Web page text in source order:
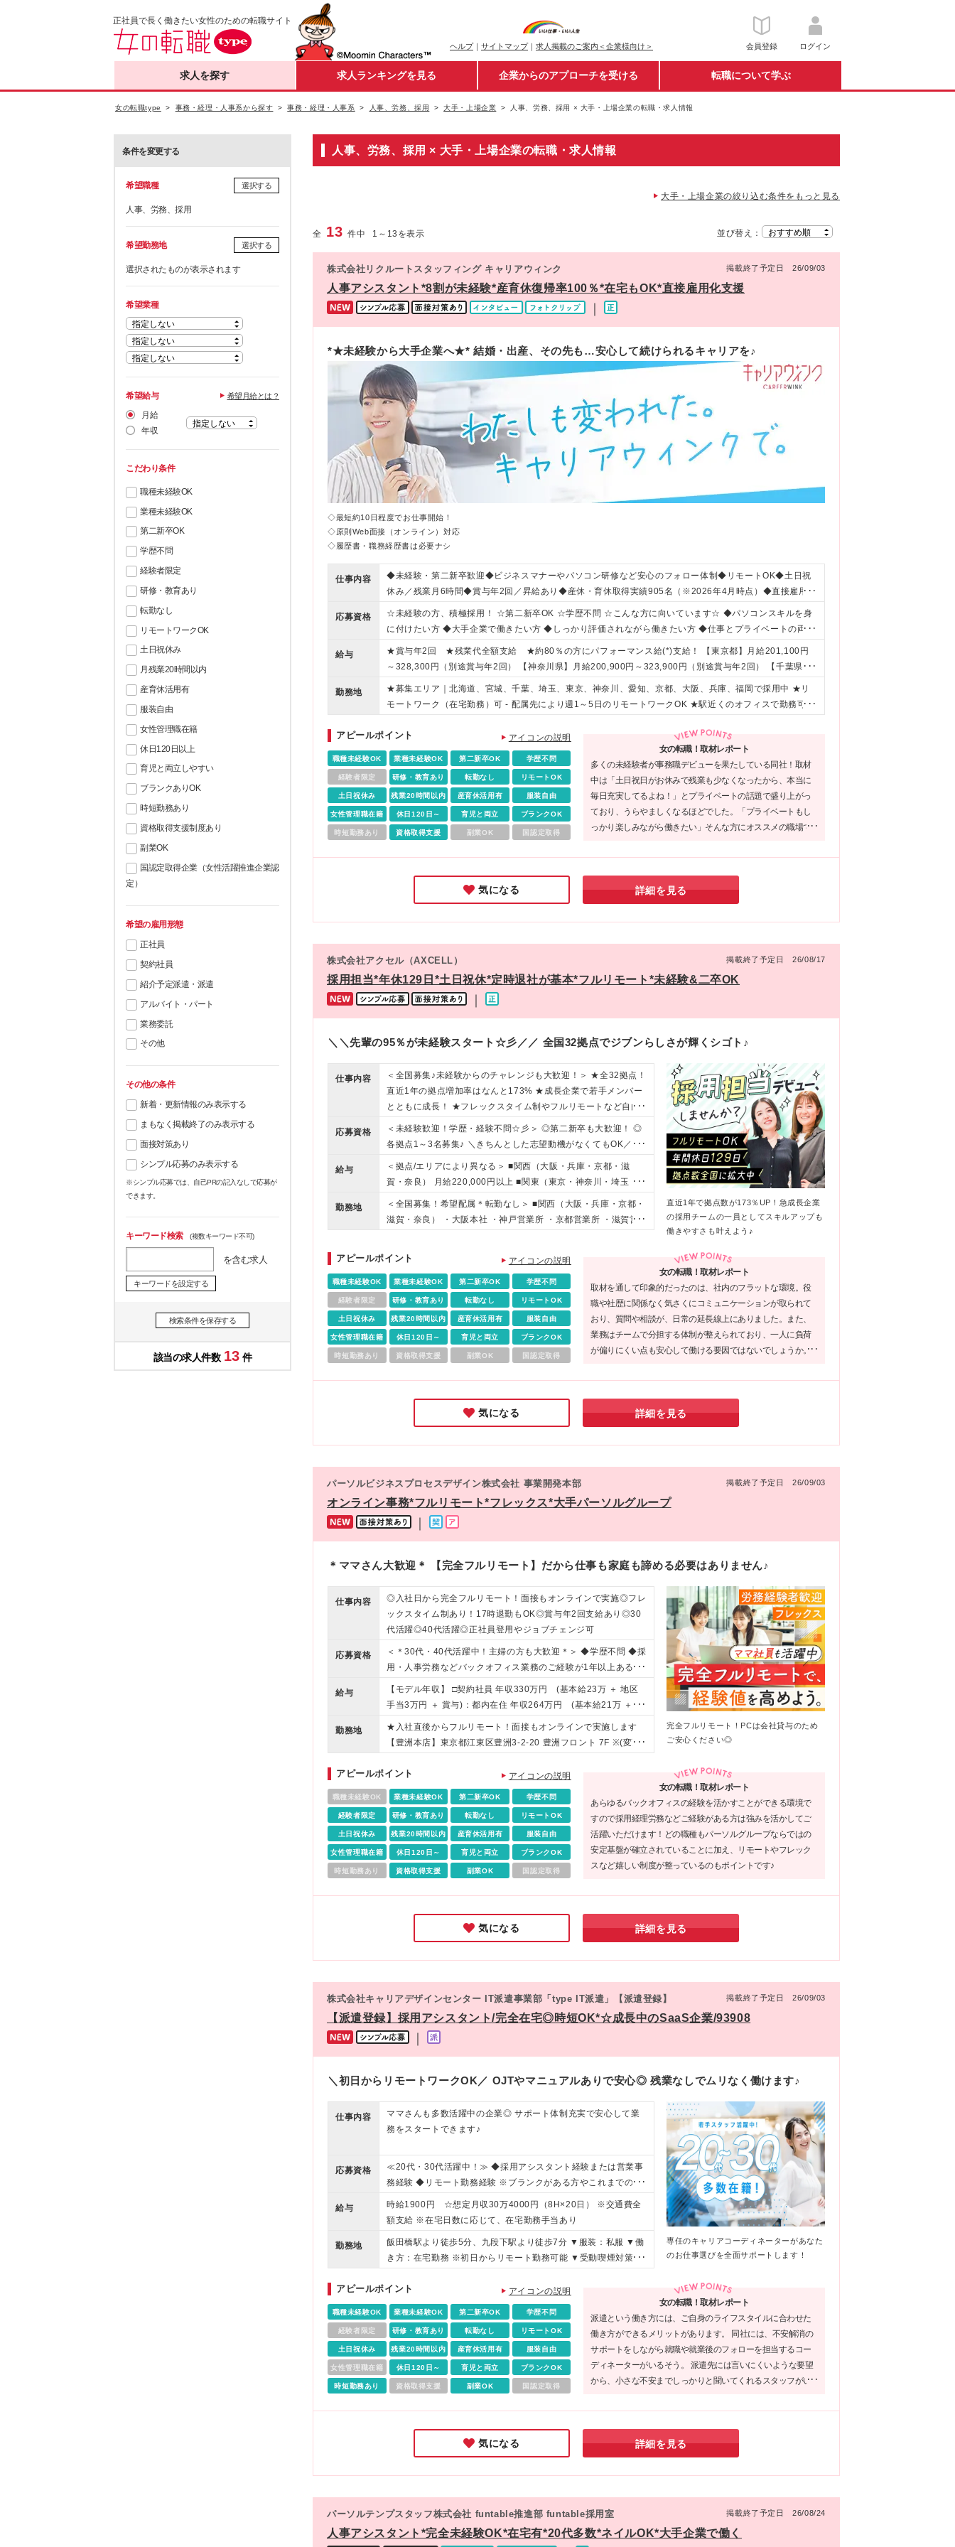
正社員で長く働きたい女性のための転職サイト
ヘルプ｜ サイトマップ｜ 求人掲載のご案内＜企業様向け＞ 会員登録 ログイン
求人を探す 求人ランキングを見る 企業からのアプローチを受ける 転職について学ぶ
女の転職type 事務・経理・人事系から探す 事務・経理・人事系 人事、労務、採用 大手・上場企業 人事、労務、採用 × 大手・上場企業の転職・求人情報
条件を変更する
希望職種 選択する
人事、労務、採用
希望勤務地 選択する
選択されたものが表示されます
希望業種
希望給与 希望月給とは？
月給
年収
こだわり条件
職種未経験OK
業種未経験OK
第二新卒OK
学歴不問
経験者限定
研修・教育あり
転勤なし
リモートワークOK
土日祝休み
月残業20時間以内
産育休活用有
服装自由
女性管理職在籍
休日120日以上
育児と両立しやすい
ブランクありOK
時短勤務あり
資格取得支援制度あり
副業OK
国認定取得企業（女性活躍推進企業認
定）
希望の雇用形態
正社員
契約社員
紹介予定派遣・派遣
アルバイト・パート
業務委託
その他
その他の条件
新着・更新情報のみ表示する
まもなく掲載終了のみ表示する
面接対策あり
シンプル応募のみ表示する
※シンプル応募では、自己PRの記入なしで応募が
できます。
キーワード検索(複数キーワード不可)
を含む求人
キーワードを設定する
検索条件を保存する
13
人事、労務、採用 × 大手・上場企業の転職・求人情報
大手・上場企業の絞り込む条件をもっと見る
全 13 件中 1 ～ 13 を表示 並び替え：
株式会社リクルートスタッフィング キャリアウィンク 掲載終了予定日 26/09/03
人事アシスタント*8割が未経験*産育休復帰率100％*在宅もOK*直接雇用化支援
*★未経験から大手企業へ★* 結婚・出産、その先も…安心して続けられるキャリアを♪
◇最短約10日程度でお仕事開始！
◇原則Web面接（オンライン）対応
◇履歴書・職務経歴書は必要ナシ
仕事内容
◆未経験・第二新卒歓迎◆ビジネスマナーやパソコン研修など安心のフォロー体制◆リモートOK◆土日祝
休み／残業月6時間◆賞与年2回／昇給あり◆産休・育休取得実績905名（※2026年4月時点）◆直接雇用化
実績約1600名
応募資格
☆未経験の方、積極採用！ ☆第二新卒OK ☆学歴不問 ☆こんな方に向いています☆ ◆パソコンスキルを身
に付けたい方 ◆大手企業で働きたい方 ◆しっかり評価されながら働きたい方 ◆仕事とプライベートの両立
をしたい方 ◆チームワークを大切にしたい方
給与
★賞与年2回 ★残業代全額支給 ★約80％の方にパフォーマンス給(*)支給！ 【東京都】月給201,100円
～328,300円（別途賞与年2回） 【神奈川県】月給200,900円～323,900円（別途賞与年2回） 【千葉県】
月給192,000円～313,400円（別途賞与年2回） 【埼玉県】月給193,000円～314,800円（別途賞与年2
回） 【大阪府】月給193,300円～315,700円（別途賞与年2回） 【兵庫県】月給183,300円～299,900円
（別途賞与年2回） 【京都府】月給184,100円～297,300円（別途賞与年2回） 【愛知県】月給187,400円
～306,300円（別途賞与年2回） 【宮城県】月給171,800円～281,400円（別途賞与年2回） 【福岡県】月
給173,400円～281,700円（別途賞与年2回） 【北海道】月給176,300円～280,700円（別途賞与年2回）
(*)就業先＋当社評価により＋α手当を付与 ☆月収UP例 20代／入社3年目・月収20万円→月収23.5万円にU
P！ 20代／入社5年目・月収20万円→月収24万円にUP！ ☆研修期間中（3日間／所定労働時間7時間）
は、下記の通り給与を支給します 【東京都・神奈川県・埼玉県・千葉県】日給8582円 【愛知県】日給798
0円 【大阪府・兵庫県・京都府】日給8239円 【北海道】日給7525円 【宮城県】日給7266円 【福岡県】日
給7399円 ※地域により支給金額は異なります
勤務地
★募集エリア｜北海道、宮城、千葉、埼玉、東京、神奈川、愛知、京都、大阪、兵庫、福岡で採用中 ★リ
モートワーク（在宅勤務）可 - 配属先により週1～5日のリモートワークOK ★駅近くのオフィスで勤務可
イン（恵比寿、渋谷、新宿、港区、品川、東京 など） 神奈川県｜横浜市・川崎市など 埼玉県 ｜さいたま
市・川越市など 千葉県 ｜船橋市・浦安市など 北海道 ｜札幌市がメイン 愛知県 ｜名古屋周辺がメイン
大阪府 ｜大阪市など 兵庫県 ｜尼崎市・神戸市など 京都府 ｜京都市など 宮城県 ｜仙台駅周辺がメイ
ン 福岡県 ｜中央区・博多区がメイン 【大阪府募集エリア】 新大阪エリア 淀屋橋・中之島・京橋・OBP
エリア 【本社】 東京都千代田区有楽町1-13-1 第一生命日比谷ファースト 14階 (変更の範囲)上記を除く当
社関連勤務地
アピールポイント アイコンの説明
職種未経験OK 業種未経験OK 第二新卒OK 学歴不問
経験者限定 研修・教育あり 転勤なし リモートOK
土日祝休み 残業20時間以内 産育休活用有 服装自由
女性管理職在籍 休日120日～ 育児と両立 ブランクOK
時短勤務あり 資格取得支援 副業OK 国認定取得
女の転職！取材レポート
多くの未経験者が事務職デビューを果たしている同社！取材
中は「土日祝日がお休みで残業も少なくなったから、本当に
毎日充実してるよね！」とプライベートの話題で盛り上がっ
ており、うらやましくなるほどでした。「プライベートもし
っかり楽しみながら働きたい」そんな方にオススメの職場で
気になる 詳細を見る
株式会社アクセル（AXCELL） 掲載終了予定日 26/08/17
採用担当*年休129日*土日祝休*定時退社が基本*フルリモート*未経験&二卒OK
＼＼先輩の95％が未経験スタート☆彡／／ 全国32拠点でジブンらしさが輝くシゴト♪
仕事内容
＜全国募集♪未経験からのチャレンジも大歓迎！＞ ★全32拠点！
直近1年の拠点増加率はなんと173% ★成長企業で若手メンバー
とともに成長！ ★フレックスタイム制やフルリモートなど自由
度の高い働き方◎
応募資格
＜未経験歓迎！学歴・経験不問☆彡＞ ◎第二新卒も大歓迎！ ◎
各拠点1～3名募集♪ ＼きちんとした志望動機がなくてもOK／ ￣
￣￣￣￣￣￣￣￣￣￣￣￣￣￣￣￣￣ 「お休みが多かったか
ら」「残業が少なかったから」など、 “ちょっとやってみたい”と
いうところから始めている先輩も◎ 現時点で、明確な理由がな
くてもOKです！ 気になっている方は、ぜひ一度面接にお越しく
ださい♪ ▼応募条件 ■37歳以下の方（※若年層の長期キャリア形
給与
＜拠点/エリアにより異なる＞ ■関西（大阪・兵庫・京都・滋
賀・奈良） 月給220,000円以上 ■関東（東京・神奈川・埼玉・
千葉・群馬・茨城） 月給235,000円以上 ■北海道（札幌・旭
川） 月給205,000円以上 ■東北（宮城・福島・岩手・山形） 月
給200,000円以上 ■甲信越（山梨・長野） 月給210,000円以上 ■
月給220,000円以上 ■中国（広島・岡山） 月給210,000円以上
※経験やスキル等を考慮のうえ、決定します。 ※試用期間はあ
りません。
勤務地
＜全国募集！希望配属＊転勤なし＞ ■関西（大阪・兵庫・京都・
滋賀・奈良） ・大阪本社 ・神戸営業所 ・京都営業所 ・滋賀営
・東京支社 ・横浜営業所 ・大宮営業所 ・立川営業所 ・松戸営
業所 ・高崎営業所 ・水戸営業所 ・幕張営業所 ・千葉営業所
（今年5月OPEN！） ■北海道・東北（北海道・宮城・福島・岩
手・山形） ・札幌支店 ・仙台支店 ・旭川営業所 ・郡山営業所
・盛岡営業所 ・山形営業所（今年1月OPEN！） ■甲信越（山
梨・長野） ・甲府営業所 ・松本営業所（今年1月OPEN！） ■東
海（静岡・愛知・岐阜・三重） ・名古屋支店 ・静岡支店 ・浜松
岡山営業所（今年6月OPEN！） ※ご希望いただいた拠点への配
属です。 ※働きながら業務に慣れて、リモートワークから徐々
直近1年で拠点数が173％UP！急成長企業
の採用チームの一員としてスキルアップも
働きやすさも叶えよう♪
アピールポイント アイコンの説明
職種未経験OK 業種未経験OK 第二新卒OK 学歴不問
経験者限定 研修・教育あり 転勤なし リモートOK
土日祝休み 残業20時間以内 産育休活用有 服装自由
女性管理職在籍 休日120日～ 育児と両立 ブランクOK
時短勤務あり 資格取得支援 副業OK 国認定取得
女の転職！取材レポート
取材を通して印象的だったのは、社内のフラットな環境。役
職や社歴に関係なく気さくにコミュニケーションが取られて
おり、質問や相談が、日常の延長線上にありました。また、
業務はチームで分担する体制が整えられており、一人に負荷
が偏りにくい点も安心して働ける要因ではないでしょうか。
ているのだと感じました。
気になる 詳細を見る
パーソルビジネスプロセスデザイン株式会社 事業開発本部 掲載終了予定日 26/09/03
オンライン事務*フルリモート*フレックス*大手パーソルグループ
＊ママさん大歓迎＊ 【完全フルリモート】だから仕事も家庭も諦める必要はありません♪
仕事内容
◎入社日から完全フルリモート！面接もオンラインで実施◎フレ
ックスタイム制あり！17時退勤もOK◎賞与年2回支給あり◎30
代活躍◎40代活躍◎正社員登用やジョブチェンジ可
応募資格
＜＊30代・40代活躍中！主婦の方も大歓迎＊＞ ◆学歴不問 ◆採
用・人事労務などバックオフィス業務のご経験が1年以上ある方
◆安定した通信環境（通信速度が10Mbps以上）をお持ちの方
＜＊こんな方にピッタリ＊＞ ◎家庭と両立しながら無理なく働
きたい方 ◎子育てがひと段落し、もう一度働きたい方 ◎リモー
トやフレックスなど柔軟な働き方を実現したい方
給与
【モデル年収】 □契約社員 年収330万円 (基本給23万 ＋ 地区
手当3万円 ＋ 賞与)：都内在住 年収264万円 (基本給21万 ＋ 賞
与)：静岡県在住 --------------- ★月給21万円～28万9900円＋賞
与（年2回）＋各種手当 ★1年目想定給与：年収264万円～364
万円 ★経験やスキルに応じて優遇します！ ※お住まいの地域に
より0～3万円の地区手当を支給しております ※試用期間中（3
ヶ月間）の雇用形態および待遇に差異はありません ※残業代に
ついては選考時に詳細をご説明します ※通算契約期間の上限は5
年となります □アルバイト ★時給1,250円～2,300円 ★経験やス
キルに応じて優遇します！ ★ご希望に応じ、扶養内での勤務も
可能です！ ※試用期間中の雇用形態および待遇に差異はありま
せん
勤務地
★入社直後からフルリモート！面接もオンラインで実施します
【豊洲本店】東京都江東区豊洲3-2-20 豊洲フロント 7F ※(変更
完全フルリモート！PCは会社貸与のため
ご安心ください◎
アピールポイント アイコンの説明
職種未経験OK 業種未経験OK 第二新卒OK 学歴不問
経験者限定 研修・教育あり 転勤なし リモートOK
土日祝休み 残業20時間以内 産育休活用有 服装自由
女性管理職在籍 休日120日～ 育児と両立 ブランクOK
時短勤務あり 資格取得支援 副業OK 国認定取得
女の転職！取材レポート
あらゆるバックオフィスの経験を活かすことができる環境で
すので採用経理労務などご経験がある方は強みを活かしてご
活躍いただけます！どの職種もパーソルグループならではの
安定基盤が確立されていることに加え、リモートやフレック
スなど嬉しい制度が整っているのもポイントです♪
気になる 詳細を見る
株式会社キャリアデザインセンター IT派遣事業部「type IT派遣」【派遣登録】 掲載終了予定日 26/09/03
【派遣登録】採用アシスタント/完全在宅◎時短OK*☆成長中のSaaS企業/93908
＼初日からリモートワークOK／ OJTやマニュアルありで安心◎ 残業なしでムリなく働けます♪
仕事内容
ママさんも多数活躍中の企業◎ サポート体制充実で安心して業
務をスタートできます♪
応募資格
≪20代・30代活躍中！≫ ◆採用アシスタント経験または営業事
務経験 ◆リモート勤務経験 ※ブランクがある方やこれまでのご
経験に自信がない方も、まずはお気軽にご応募ください！ ※ご
経歴をなるべく詳細に記載いただけると、面談までがスムーズで
す！
給与
時給1900円 ☆想定月収30万4000円（8H×20日） ※交通費全
額支給 ※在宅日数に応じて、在宅勤務手当あり
勤務地
飯田橋駅より徒歩5分、九段下駅より徒歩7分 ▼服装：私服 ▼働
き方：在宅勤務 ※初日からリモート勤務可能 ▼受動喫煙対策：
専任のキャリアコーディネーターがあなた
のお仕事選びを全面サポートします！
アピールポイント アイコンの説明
職種未経験OK 業種未経験OK 第二新卒OK 学歴不問
経験者限定 研修・教育あり 転勤なし リモートOK
土日祝休み 残業20時間以内 産育休活用有 服装自由
女性管理職在籍 休日120日～ 育児と両立 ブランクOK
時短勤務あり 資格取得支援 副業OK 国認定取得
女の転職！取材レポート
派遣という働き方には、ご自身のライフスタイルに合わせた
働き方ができるメリットがあります。 同社には、不安解消の
サポートをしながら就職や就業後のフォローを担当するコー
ディネーターがいるそう。 派遣先には言いにくいような要望
から、小さな不安までしっかりと聞いてくれるスタッフがい
気になる 詳細を見る
パーソルテンプスタッフ株式会社 funtable推進部 funtable採用室 掲載終了予定日 26/08/24
人事アシスタント*完全未経験OK*在宅有*20代多数*ネイルOK*大手企業で働く